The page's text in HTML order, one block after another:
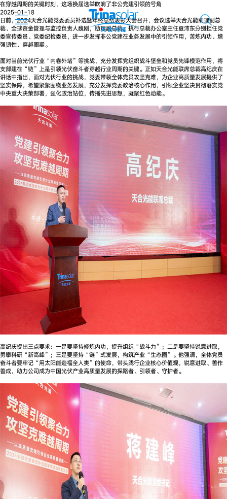
在穿越周期的关键时刻，这场换届选举吹响了非公党建引领的号角
2025-01-18
日前，2024天合光能党委委员补选暨年终总结表彰大会召开，会议选举天合光能助理副总
裁、全球资金管理与监控负责人魏刚，助理副总裁、执行总裁办公室主任夏沛东分别担任党
委宣传委员、党委纪检委员，进一步发挥非公党建在业务发展中的引领作用，苦炼内功、增
强韧性、穿越周期。
面对当前光伏行业“内卷外堵”等挑战，充分发挥党组织战斗堡垒和党员先锋模范作用，将
支部建在“链”上是引领光伏奋斗者穿越行业周期的关键。正如天合光能联席总裁高纪庆在
讲话中指出，面对光伏行业的挑战，党委带领全体党员攻坚克难，为企业高质量发展提供了
坚实保障，希望紧紧围绕业务发展，充分发挥党委政治核心作用，引领企业坚决贯彻落实党
中央重大决策部署，强化政治站位，传播先进思想，凝聚红色动能。
高纪庆提出三点要求：一是要坚持修炼内功，提升组织“战斗力”；二是要坚持锐意进取，
勇攀科研“新高峰”；三是要坚持“链”式发展，构筑产业“生态圈”。他强调，全体党员
奋斗者要牢记“用太阳能造福全人类”的使命，带头践行企业核心价值观，锐意进取、善作
善成，助力公司成为中国光伏产业高质量发展的探路者、引领者、守护者。